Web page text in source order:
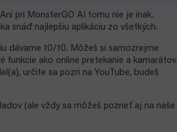
pri MonsterGO AI tomu nie je inak.
snáď najlepšiu aplikáciu zo všetkých.
dávame 10/10. Môžeš si samozrejme
funkcie ako online pretekanie a kamarátov
určite sa pozri na YouTube, budeš
(ale vždy sa môžeš pozrieť aj na naše